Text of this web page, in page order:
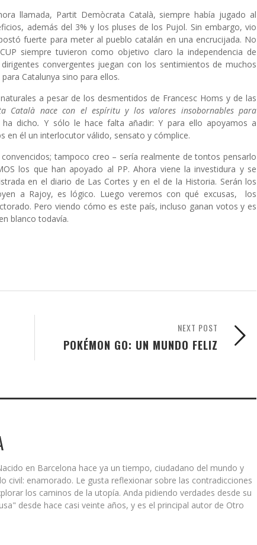
llamada, Partit Demòcrata Català, siempre había jugado al
además del 3% y los pluses de los Pujol. Sin embargo, vio
fuerte para meter al pueblo catalán en una encrucijada. No
siempre tuvieron como objetivo claro la independencia de
convergentes juegan con los sentimientos de muchos
Catalunya sino para ellos.
a pesar de los desmentidos de Francesc Homs y de las
Català nace con el espíritu y los valores insobornables para
dicho.Y sólo le hace falta añadir: Y para ello apoyamos a
en él un interlocutor válido, sensato y cómplice.
tampoco creo – sería realmente de tontos pensarlo
los que han apoyado al PP. Ahora viene la investidura y se
en el diario de Las Cortes y en el de la Historia. Serán los
a Rajoy, es lógico. Luego veremos con qué excusas, los
Pero viendo cómo es este país, incluso ganan votos y es
blanco todavía.
NEXT POST
POKÉMON GO: UN MUNDO FELIZ
en Barcelona hace ya un tiempo, ciudadano del mundo y
civil: enamorado. Le gusta reflexionar sobre las contradicciones
los caminos de la utopía. Anda pidiendo verdades desde su
desde hace casi veinte años, y es el principal autor de Otro